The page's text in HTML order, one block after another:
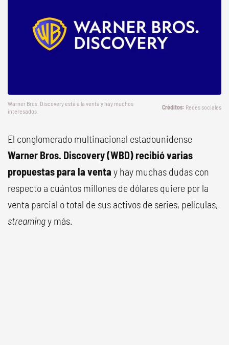
Warner Bros. Discovery está a la venta y hay muchos
interesados.
Redes sociales
El conglomerado multinacional estadounidense
Warner Bros. Discovery (WBD) recibió varias
propuestas para la venta y hay muchas dudas con
respecto a cuántos millones de dólares quiere por la
venta parcial o total de sus activos de series, películas,
streamingy más.